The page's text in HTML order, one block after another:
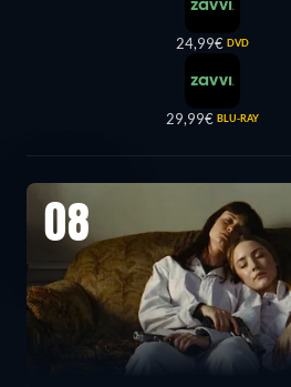
24,99€ DVD
29,99€ BLU-RAY
08